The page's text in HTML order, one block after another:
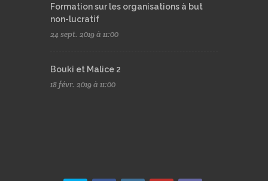
Formation sur les organisations à but
non-lucratif
24 sept. 2019 à 11:00
Bouki et Malice 2
18 févr. 2019 à 11:00